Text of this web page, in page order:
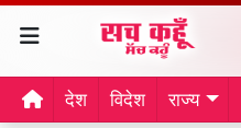
देश विदेश राज्य